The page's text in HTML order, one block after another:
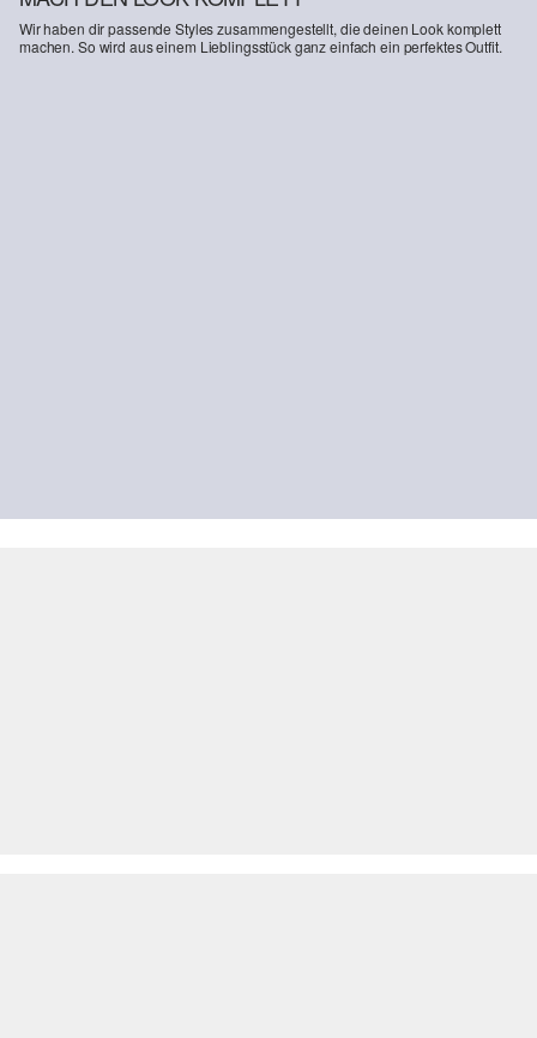
Wir haben dir passende Styles zusammengestellt, die deinen Look komplett
machen. So wird aus einem Lieblingsstück ganz einfach ein perfektes Outfit.